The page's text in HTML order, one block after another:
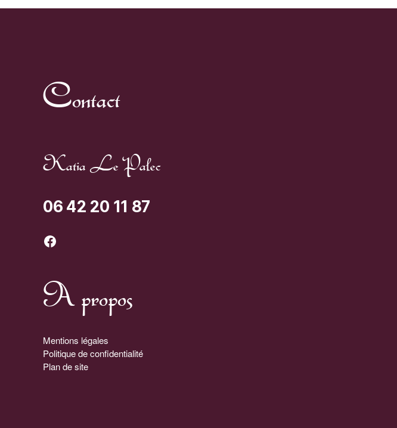
Contact
Katia Le Palec
06 42 20 11 87
Facebook
A propos
Mentions légales
Politique de confidentialité
Plan de site